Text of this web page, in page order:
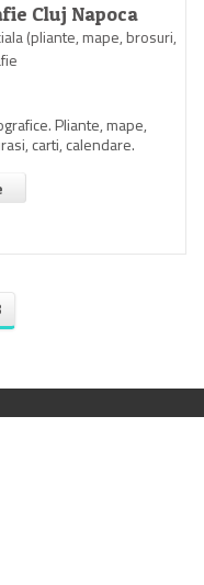
Cluj Napoca
(pliante, mape, brosuri,
Pliante, mape,
carti, calendare.